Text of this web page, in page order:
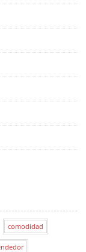
comodidad